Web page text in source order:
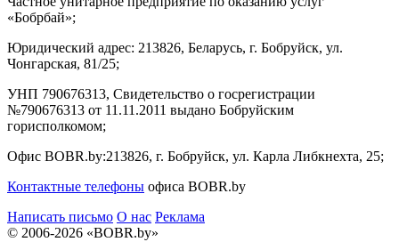
«Бобрбай»;
Юридический адрес: 213826, Беларусь, г. Бобруйск, ул.
Чонгарская, 81/25;
УНП 790676313, Свидетельство о госрегистрации
№790676313 от 11.11.2011 выдано Бобруйским
горисполкомом;
Офис BOBR.by:213826, г. Бобруйск, ул. Карла Либкнехта, 25;
Контактные телефоны офиса BOBR.by
Написать письмо О нас Реклама
© 2006-2026 «BOBR.by»